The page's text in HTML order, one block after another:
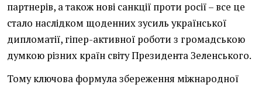
партнерів, а також нові санкції проти росії – все це
стало наслідком щоденних зусиль української
дипломатії, гіпер-активної роботи з громадською
думкою різних країн світу Президента Зеленського.
Тому ключова формула збереження міжнародної